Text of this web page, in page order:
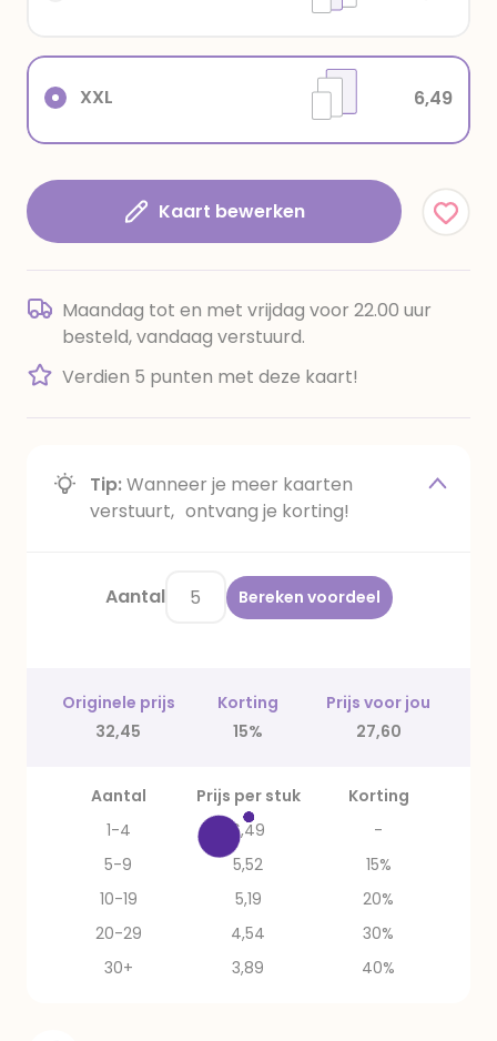
XXL 6,49
Kaart bewerken
Maandag tot en met vrijdag voor 22.00 uur
besteld, vandaag verstuurd.
Verdien 5 punten met deze kaart!
Tip:Wanneer je meer kaarten
verstuurt, ontvang je korting!
Aantal Bereken voordeel
Originele prijs Korting
Prijs voor jou
32,45
15% 27,60
Aantal Prijs per stuk
Korting
1-4
6,49
-
5-9
5,52
15%
10-19
5,19
20%
20-29
4,54
30%
30+
3,89 40%